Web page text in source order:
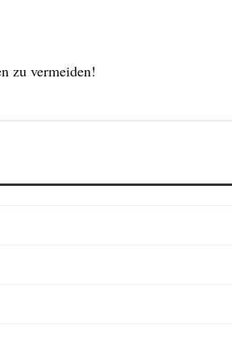
zu vermeiden!